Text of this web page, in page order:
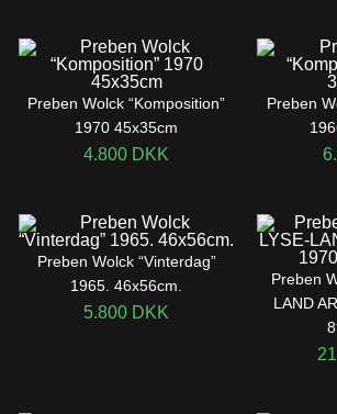
Preben Wolck “Komposition”
1970 45x35cm
4.800 DKK
Preben
Preben Wolck “Vinterdag”
1965. 46x56cm.
5.800 DKK
Preben
LAND